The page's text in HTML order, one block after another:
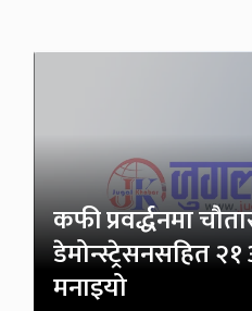
कफी प्रवर्द्धनमा
डेमोन्स्ट्रेसनसहित
मनाइयो